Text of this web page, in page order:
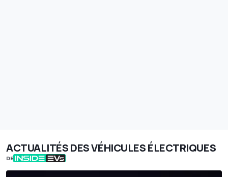
ACTUALITÉS DES VÉHICULES ÉLECTRIQUES
DE